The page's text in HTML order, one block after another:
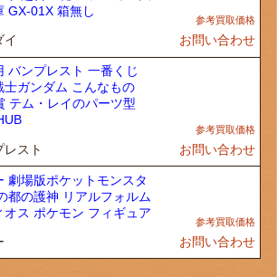
GX-01X 箱無し
イ お問い合わせ
バンプレスト 一番くじ
士ガンダム こんなもの
テム・レイのパーツ型
レスト お問い合わせ
劇場版ポケットモンスタ
都の護神 リアルフォルム
オス ポケモン フィギュア
お問い合わせ